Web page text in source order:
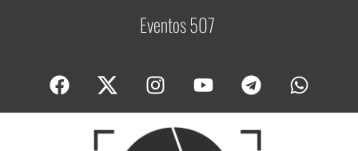
Eventos 507C